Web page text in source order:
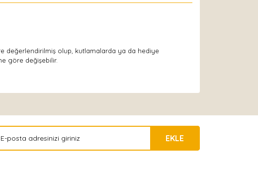
değerlendirilmiş olup, kutlamalarda ya da hediye
göre değişebilir.
EKLE